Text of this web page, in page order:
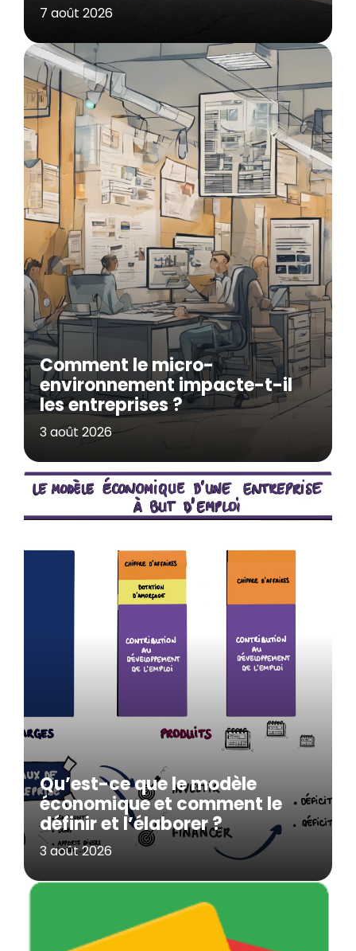
7 août 2026
Comment le micro-
environnement impacte-t-il
les entreprises ?
3 août 2026
Qu’est-ce que le modèle
économique et comment le
définir et l’élaborer ?
3 août 2026